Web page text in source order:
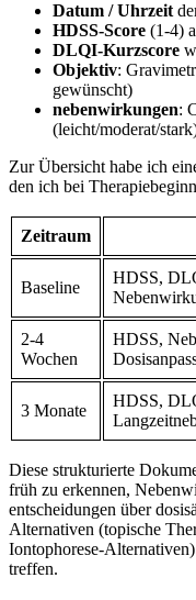
Datum / Uhrzeit
HDSS‑Score (1-4)‌
DLQI‑Kurzscore
Objektiv:
gewünscht)
nebenwirkungen:
(leicht/moderat/
Zur Übersicht habe ich
den ich bei
Zeitraum
Baseline
HDSS,
2-4
Wochen
HDSS,
3 Monate
HDSS,
Diese strukturierte
früh zu⁣ erkennen,
entscheidungen über
Alternativen (topische
treffen.